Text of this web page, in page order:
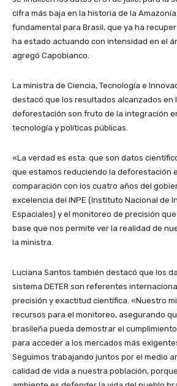
cifra más baja en la historia de la
fundamental para Brasil, que ya ha
ha estado actuando con intensidad en el
agregó Capobianco.
La ministra de Ciencia, Tecnología e
destacó que los resultados alcanzados en
deforestación son fruto de la integración
tecnología y políticas públicas.
«La verdad es esta: que son datos
que estamos reduciendo la deforestación
comparación con los cuatro años del
excelencia del INPE (Instituto Nacional de
Espaciales) y el monitoreo de precisión
base que nos permite ver la realidad de
la ministra.
Luciana Santos también destacó que los
sistema DETER son referentes
precisión y exactitud científica. «Nuestro
recursos para el monitoreo, asegurando
brasileña pueda demostrar el
para acceder a los mercados más
Seguimos trabajando juntos por el medio
calidad de vida a nuestra población,